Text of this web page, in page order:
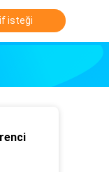
isteği